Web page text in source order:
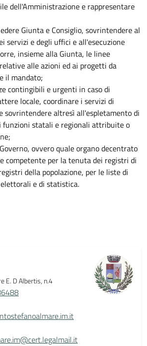
dell'Amministrazione e rappresentare
Giunta e Consiglio, sovrintendere al
servizi e degli uffici e all'esecuzione
insieme alla Giunta, le linee
alle azioni ed ai progetti da
il mandato;
contingibili e urgenti in caso di
locale, coordinare i servizi di
sovrintendere altresì all'espletamento di
statali e regionali attribuite o
ovvero quale organo decentrato
competente per la tenuta dei registri di
della popolazione, per le liste di
e di statistica.
E. D Albertis, n.4